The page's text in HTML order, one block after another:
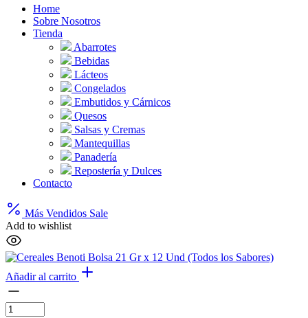
Home
Sobre Nosotros
Tienda
Abarrotes
Bebidas
Lácteos
Congelados
Embutidos y Cárnicos
Quesos
Salsas y Cremas
Mantequillas
Panadería
Repostería y Dulces
Contacto
Más Vendidos Sale
Add to wishlist
Añadir al carrito